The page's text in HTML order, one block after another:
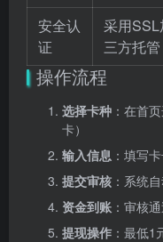
安全认
证
采用
三方托管
操作流程
选择卡种 ：在首
卡）
输入信息 ：填写
提交审核 ：系统
资金到账 ：审核
提现操作 ：最低